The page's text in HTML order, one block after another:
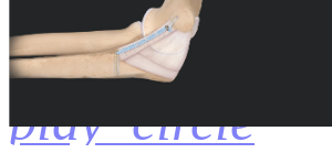
play_circle